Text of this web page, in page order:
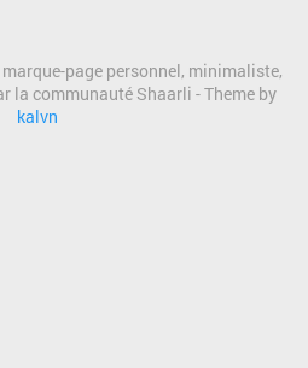
page personnel, minimaliste,
la communauté Shaarli - Theme by
kalvn